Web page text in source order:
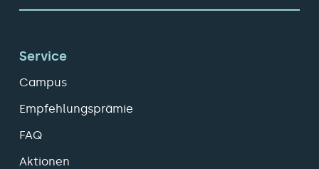
Service
Campus
Empfehlungsprämie
FAQ
Aktionen